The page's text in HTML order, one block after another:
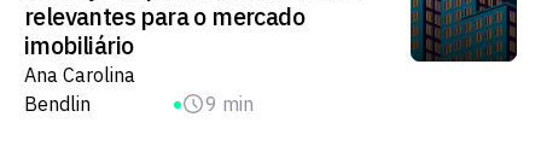
relevantes para o mercado
imobiliário
Ana Carolina
Bendlin
9 min